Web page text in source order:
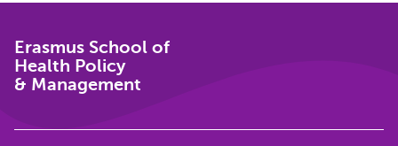
Erasmus School of
Health Policy
& Management